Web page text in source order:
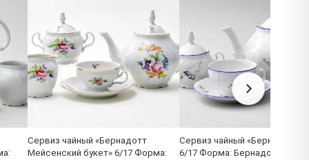
Сервиз чайный «Бернадотт
Мейсенский букет» 6/17 Форма:
Сервиз чайный «Бернадотт
6/17 Форма: Бернадотт.